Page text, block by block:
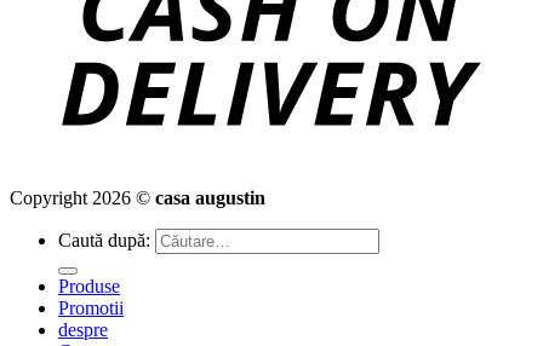
Copyright 2026 © casa augustin
Caută după:
Produse
Promotii
despre